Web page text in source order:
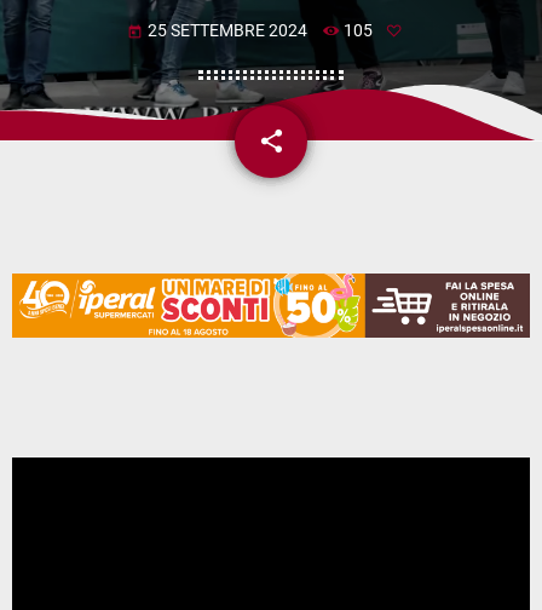
today 25 SETTEMBRE 2024 105
share
email